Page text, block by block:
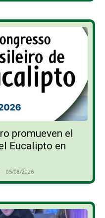
promueven el
Eucalipto en
- 05/08/2026